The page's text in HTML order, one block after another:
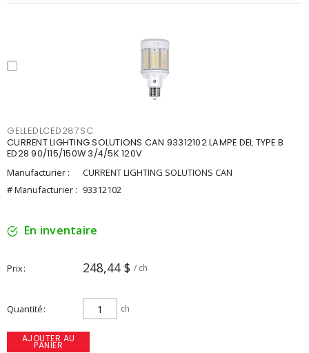
GELLEDLCED287SC
CURRENT LIGHTING SOLUTIONS CAN 93312102 LAMPE DEL TYPE B
ED28 90/115/150W 3/4/5K 120V
Manufacturier :
CURRENT LIGHTING SOLUTIONS CAN
# Manufacturier : 93312102
En inventaire
Prix 248,44 $ / ch
Quantité ch
AJOUTER AU
PANIER